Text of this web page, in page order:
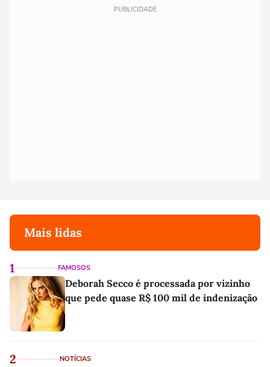
PUBLICIDADE
Mais lidas
1 FAMOSOS
Deborah Secco é processada por vizinho
que pede quase R$ 100 mil de indenização
2 NOTÍCIAS